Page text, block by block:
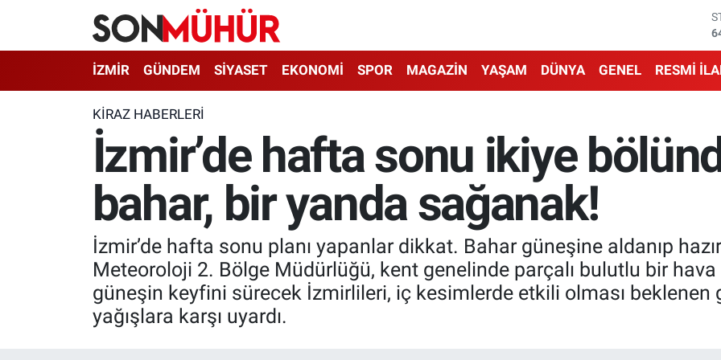
İZMİR GÜNDEM SİYASET EKONOMİ SPOR MAGAZİN YAŞAM DÜNYA GENEL RESMİ
KIRAZ HABERLERI
İzmir’de hafta sonu ikiye
bahar, bir yanda sağanak!
İzmir’de hafta sonu planı yapanlar dikkat. Bahar güneşine aldanıp
Meteoroloji 2. Bölge Müdürlüğü, kent genelinde parçalı bulutlu bir
güneşin keyfini sürecek İzmirlileri, iç kesimlerde etkili olması
yağışlara karşı uyardı.
İzmir Nöbetçi Eczaneler
İzmir Hava Durumu
İzmir Namaz Vakitleri
İzmir Trafik Yoğunluk Haritası
Süper Lig Puan Durumu ve Fikstür
Tüm Manşetler
Son Dakika Haberleri